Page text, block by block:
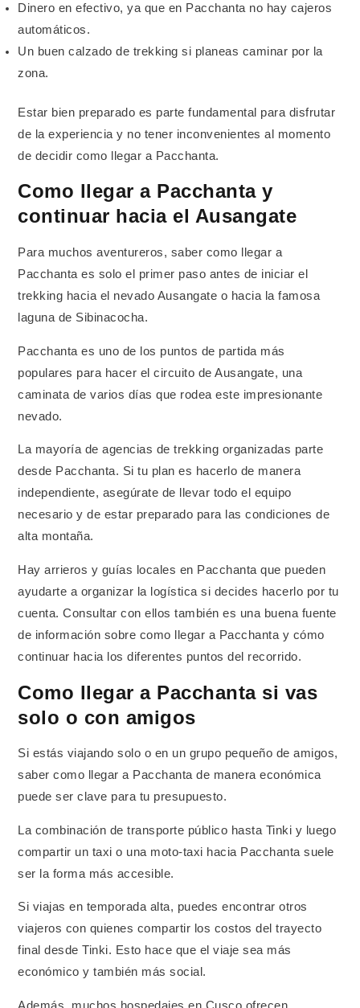
Dinero en efectivo, ya que en Pacchanta no hay cajeros
automáticos.
Un buen calzado de trekking si planeas caminar por la
zona.
Estar bien preparado es parte fundamental para disfrutar
de la experiencia y no tener inconvenientes al momento
de decidir como llegar a Pacchanta.
Como llegar a Pacchanta y
continuar hacia el Ausangate
Para muchos aventureros, saber como llegar a
Pacchanta es solo el primer paso antes de iniciar el
trekking hacia el nevado Ausangate o hacia la famosa
laguna de Sibinacocha.
Pacchanta es uno de los puntos de partida más
populares para hacer el circuito de Ausangate, una
caminata de varios días que rodea este impresionante
nevado.
La mayoría de agencias de trekking organizadas parte
desde Pacchanta. Si tu plan es hacerlo de manera
independiente, asegúrate de llevar todo el equipo
necesario y de estar preparado para las condiciones de
alta montaña.
Hay arrieros y guías locales en Pacchanta que pueden
ayudarte a organizar la logística si decides hacerlo por tu
cuenta. Consultar con ellos también es una buena fuente
de información sobre como llegar a Pacchanta y cómo
continuar hacia los diferentes puntos del recorrido.
Como llegar a Pacchanta si vas
solo o con amigos
Si estás viajando solo o en un grupo pequeño de amigos,
saber como llegar a Pacchanta de manera económica
puede ser clave para tu presupuesto.
La combinación de transporte público hasta Tinki y luego
compartir un taxi o una moto-taxi hacia Pacchanta suele
ser la forma más accesible.
Si viajas en temporada alta, puedes encontrar otros
viajeros con quienes compartir los costos del trayecto
final desde Tinki. Esto hace que el viaje sea más
económico y también más social.